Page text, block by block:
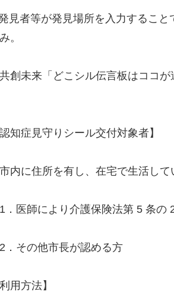
見者等が発見場所を入力するこ
。
共創未来「どこシル伝言板はココ
認知症見守りシール交付対象者】
内に住所を有し、在宅で生活して
医師により介護保険法第 5 条の
その他市長が認める方
利用方法】